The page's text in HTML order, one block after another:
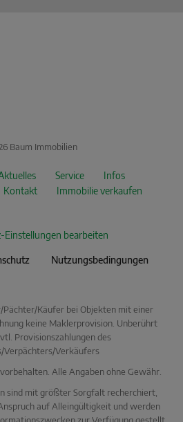
Baum Immobilien
Service
Infos
Kontakt Immobilie verkaufen
Einstellungen bearbeiten
Nutzungsbedingungen
Pächter/Käufer bei Objekten mit einer
keine Maklerprovision. Unberührt
Provisionszahlungen des
Verpächters/Verkäufers
Alle Angaben ohne Gewähr.
sind mit größter Sorgfalt recherchiert,
auf Alleingültigkeit und werden
zur Verfügung gestellt.